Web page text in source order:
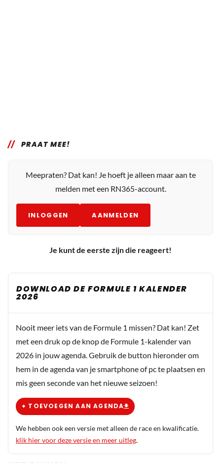
PRAAT MEE!
Meepraten? Dat kan! Je hoeft je alleen maar aan te
melden met een RN365-account.
INLOGGEN AANMELDEN
Je kunt de eerste zijn die reageert!
DOWNLOAD DE FORMULE 1 KALENDER
2026
Nooit meer iets van de Formule 1 missen? Dat kan! Zet
met een druk op de knop de Formule 1-kalender van
2026 in jouw agenda. Gebruik de button hieronder om
hem in de agenda van je smartphone of pc te plaatsen en
mis geen seconde van het nieuwe seizoen!
+ TOEVOEGEN AAN AGENDA
We hebben ook een versie met alleen de race en kwalificatie.
klik hier voor deze versie en meer uitleg.